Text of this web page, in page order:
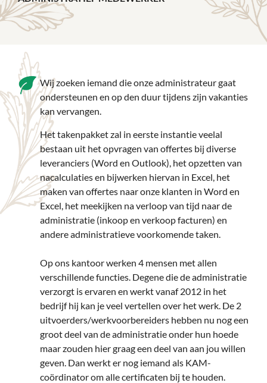
Wij zoeken iemand die onze administrateur gaat
ondersteunen en op den duur tijdens zijn vakanties
kan vervangen.
Het takenpakket zal in eerste instantie veelal
bestaan uit het opvragen van offertes bij diverse
leveranciers (Word en Outlook), het opzetten van
nacalculaties en bijwerken hiervan in Excel, het
maken van offertes naar onze klanten in Word en
Excel, het meekijken na verloop van tijd naar de
administratie (inkoop en verkoop facturen) en
andere administratieve voorkomende taken.
Op ons kantoor werken 4 mensen met allen
verschillende functies. Degene die de administratie
verzorgt is ervaren en werkt vanaf 2012 in het
bedrijf hij kan je veel vertellen over het werk. De 2
uitvoerders/werkvoorbereiders hebben nu nog een
groot deel van de administratie onder hun hoede
maar zouden hier graag een deel van aan jou willen
geven. Dan werkt er nog iemand als KAM-
coördinator om alle certificaten bij te houden.